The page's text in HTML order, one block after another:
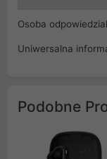
Osoba
Uniwersalna
Podobne